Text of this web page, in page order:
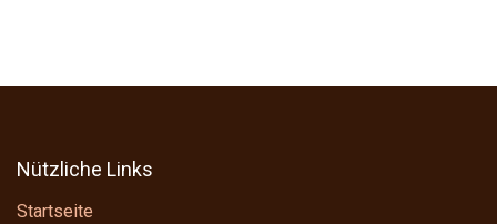
Nützliche Links
Startseite